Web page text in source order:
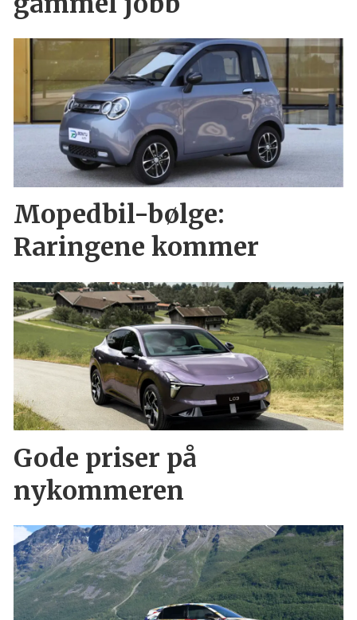
Mopedbil-bølge:
Raringene kommer
Gode priser på
nykommeren